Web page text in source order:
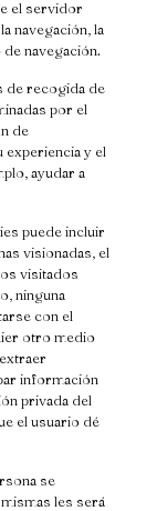
el servidor
navegación, la
navegación.
de recogida de
por el
de
y el
ayudar a
puede incluir
visionadas, el
visitados
ninguna
con el
otro medio
información
privada del
el usuario dé
se
les será